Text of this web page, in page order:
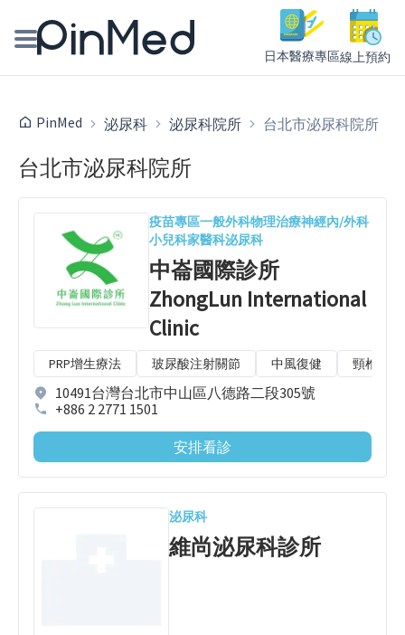
日本醫療專區線上預約
我是醫療人員
PinMed 泌尿科 泌尿科院所 台北市泌尿科院所
台北市泌尿科院所
疫苗專區一般外科物理治療神經內/外科
小兒科家醫科泌尿科
中崙國際診所
ZhongLun International
Clinic
PRP增生療法 玻尿酸注射關節 中風復健 頸椎症
10491台灣台北市中山區八德路二段305號
+886 2 2771 1501
安排看診
泌尿科
維尚泌尿科診所